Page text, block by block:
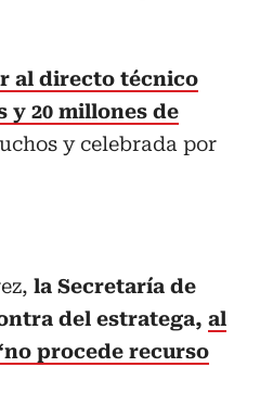
al directo técnico
y 20 millones de
y celebrada por
la Secretaría de
del estratega, al
procede recurso